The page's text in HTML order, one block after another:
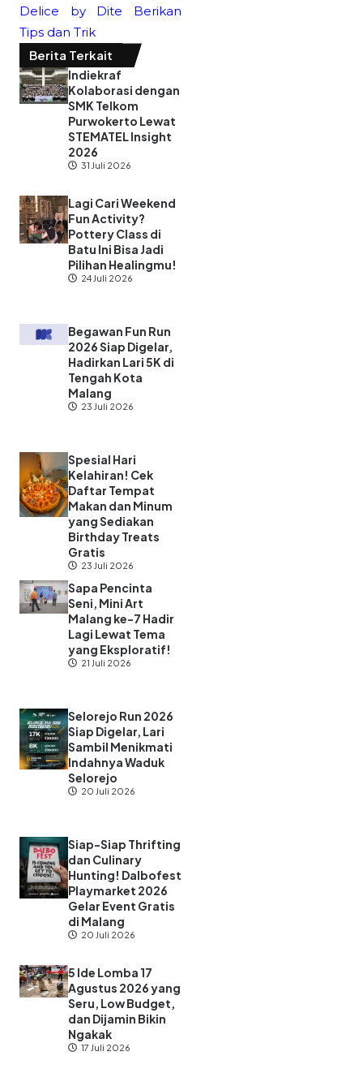
Delice by Dite Berikan
Tips dan Trik
Berita Terkait
Indiekraf
Kolaborasi dengan
SMK Telkom
Purwokerto Lewat
STEMATEL Insight
2026
31 Juli 2026
Lagi Cari Weekend
Fun Activity?
Pottery Class di
Batu Ini Bisa Jadi
Pilihan Healingmu!
24 Juli 2026
Begawan Fun Run
2026 Siap Digelar,
Hadirkan Lari 5K di
Tengah Kota
Malang
23 Juli 2026
Spesial Hari
Kelahiran! Cek
Daftar Tempat
Makan dan Minum
yang Sediakan
Birthday Treats
Gratis
23 Juli 2026
Sapa Pencinta
Seni, Mini Art
Malang ke-7 Hadir
Lagi Lewat Tema
yang Eksploratif!
21 Juli 2026
Selorejo Run 2026
Siap Digelar, Lari
Sambil Menikmati
Indahnya Waduk
Selorejo
20 Juli 2026
Siap-Siap Thrifting
dan Culinary
Hunting! Dalbofest
Playmarket 2026
Gelar Event Gratis
di Malang
20 Juli 2026
5 Ide Lomba 17
Agustus 2026 yang
Seru, Low Budget,
dan Dijamin Bikin
Ngakak
17 Juli 2026